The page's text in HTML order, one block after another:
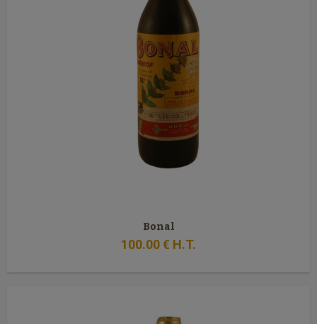
Bonal
100.00€ H.T.